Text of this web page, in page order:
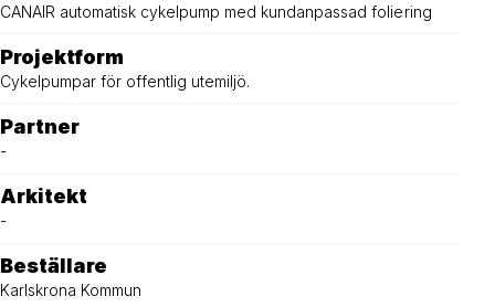
CANAIR automatisk cykelpump med kundanpassad foliering
Projektform
Cykelpumpar för offentlig utemiljö.
Partner
-
Arkitekt
-
Beställare
Karlskrona Kommun